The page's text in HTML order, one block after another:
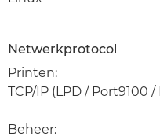
Netwerkprotocol
Printen:
TCP/IP (LPD / Port9100 /
Beheer: